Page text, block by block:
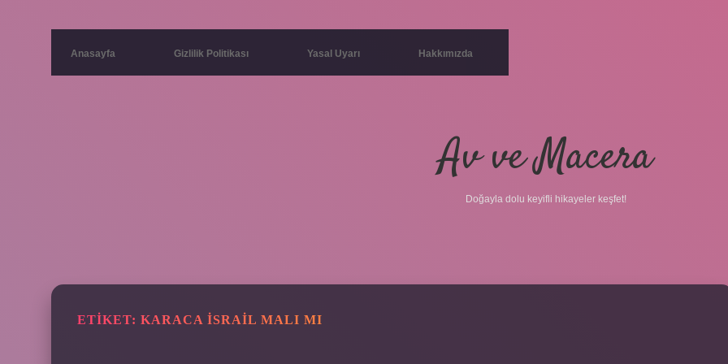
Anasayfa Gizlilik Politikası Yasal Uyarı Hakkımızda
Av ve Macera
Doğayla dolu keyifli hikayeler keşfet!
ETIKET: KARACA İSRAIL MALI MI